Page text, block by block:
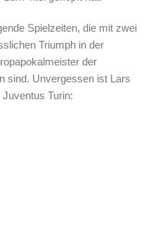
Spielzeiten, die mit zwei
Triumph in der
der
sind. Unvergessen ist Lars
Turin: